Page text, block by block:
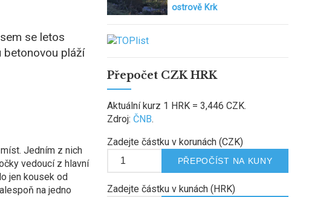
se letos
betonovou pláží
Jedním z nich
vedoucí z hlavní
jen kousek od
na jedno
ostrově Krk
Přepočet CZK HRK
Aktuální kurz 1 HRK = 3,446 CZK.
Zdroj: ČNB.
Zadejte částku v korunách (CZK)
Zadejte částku v kunách (HRK)